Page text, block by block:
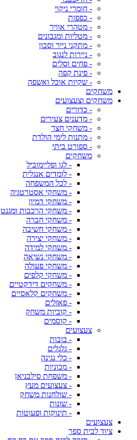
- חומרי ניקוי
- כפפות
- מטהרי אוויר
- מטליות ומגבונים
- מתקני נייר וסבון
- ניירות לנגוב
- פחים וסלים
- פינת קפה
- שקיות אוכל ואשפה
משחקים
משחקים וצעצועים
- כדורים
- מדענים צעירים
- משחקי חצר
- מתנות לימי הולדת
- ספורט ביתי
משחקים
- לגו ופליימוביל
- לומדים אנגלית
- לכל המשפחה
- משחקי אסטרטגיה
- משחקי דמיון
- משחקי הרכבות ומגנט
- משחקי חברה
- משחקי חשיבה
- משחקי יצירה
- משחקי למידה
- משחקי נשיאה
- משחקי פעולה
- משחקי קלפים
- משחקים דידקטיים
- משחקים קלאסיים
- פאזלים
- קוביות משחק
- קוסמים
צעצועים
- בובות
- גלגלים
- כלי נגינה
- מכוניות
- משפחת סילבניאן
- צעצועים מעץ
- שולחנות משחק
- שונות
- תינוקות ופעוטות
צעצועים
ציוד לבית ספר